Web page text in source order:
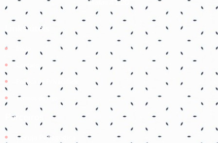
Links úteis
Contato
Política de Privacidade
Termos de Uso
Parceiros
Coruja Pedagogica